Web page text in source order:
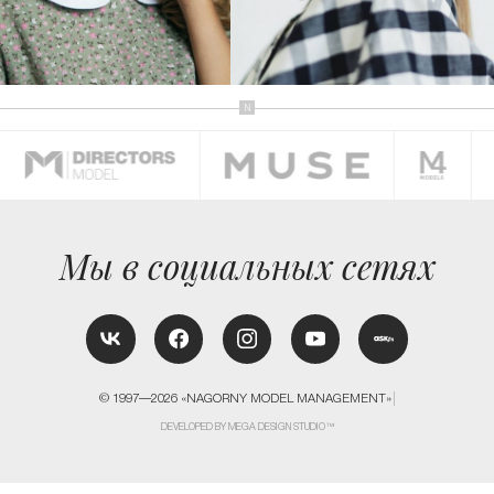
КОНТАКТЫ
Мы в социальных сетях
© 1997—2026 «NAGORNY MODEL MANAGEMENT»
DEVELOPED BY MEGA DESIGN STUDIO™